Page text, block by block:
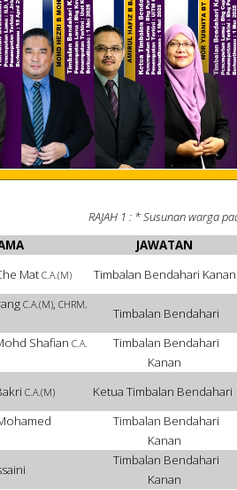
RAJAH 1 : * Susunan warga
JAWATAN
Mat C.A.(M) Timbalan Bendahari Kanan
C.A.(M), CHRM,
Timbalan Bendahari
Shafian C.A.
Timbalan Bendahari
Kanan
C.A.(M) Ketua Timbalan Bendahari
Timbalan Bendahari
Kanan
Timbalan Bendahari
Kanan